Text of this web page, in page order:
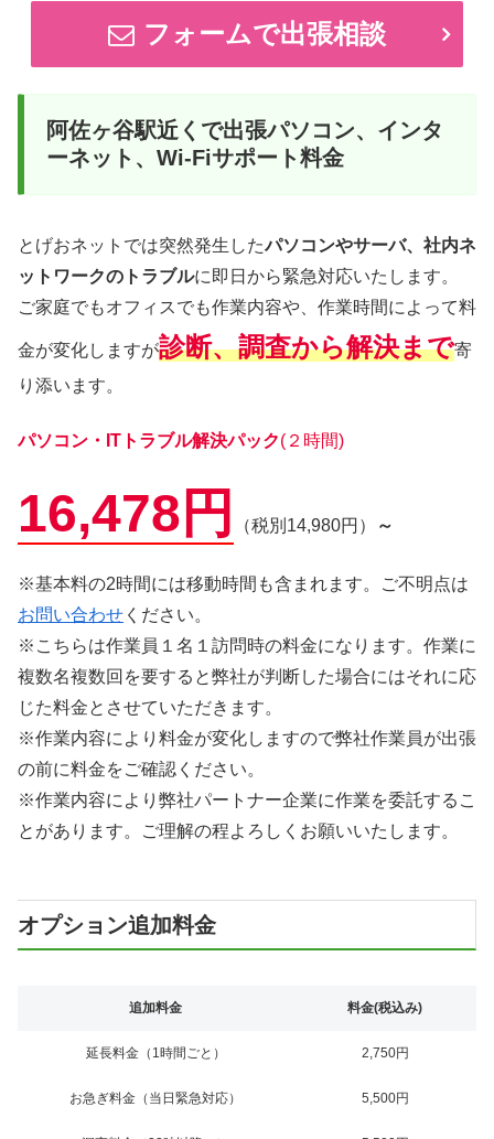
フォームで出張相談
阿佐ヶ谷駅近くで出張パソコン、インタ
ーネット、Wi-Fiサポート料金
とげおネットでは突然発生したパソコンやサーバ、社内ネ
ットワークのトラブルに即日から緊急対応いたします。
ご家庭でもオフィスでも作業内容や、作業時間によって料
金が変化しますが診断、調査から解決まで寄
り添います。
パソコン・ITトラブル解決パック(２時間)
16,478円 （税別14,980円） ～
※基本料の2時間には移動時間も含まれます。ご不明点は
お問い合わせ ください。
※こちらは作業員１名１訪問時の料金になります。作業に
複数名複数回を要すると弊社が判断した場合にはそれに応
じた料金とさせていただきます。
※作業内容により料金が変化しますので弊社作業員が出張
の前に料金をご確認ください。
※作業内容により弊社パートナー企業に作業を委託するこ
とがあります。ご理解の程よろしくお願いいたします。
オプション追加料金
追加料金 料金(税込み)
延長料金（1時間ごと） 2,750円
お急ぎ料金（当日緊急対応） 5,500円